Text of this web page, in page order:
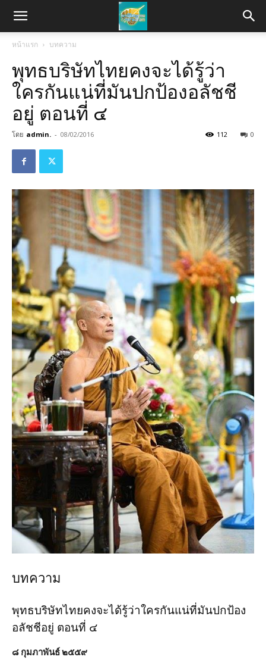
หน้าแรก บทความ
พุทธบริษัทไทยคงจะได้รู้ว่า
ใครกันแน่ที่มันปกป้องอลัชชี
อยู่ ตอนที่ ๔
โดย admin. - 08/02/2016 0
112
บทความ
พุทธบริษัทไทยคงจะได้รู้ว่าใครกันแน่ที่มันปกป้อง
อลัชชีอยู่ ตอนที่ ๔
๘ กุมภาพันธ์ ๒๕๕๙